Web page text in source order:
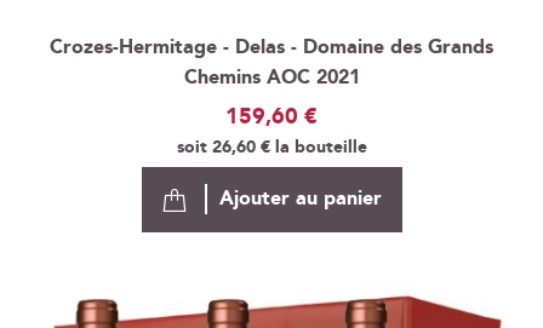
Crozes-Hermitage - Delas - Domaine des Grands
Chemins AOC 2021
159,60 €
soit26,60 €la bouteille
Ajouter au panier